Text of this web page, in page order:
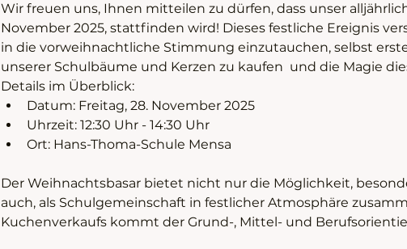
Wir freuen uns, Ihnen mitteilen zu dürfen, dass unser
November 2025, stattfinden wird! Dieses festliche Ereignis
in die vorweihnachtliche Stimmung einzutauchen, selbst
unserer Schulbäume und Kerzen zu kaufen  und die Magie
Details im Überblick:
Datum: Freitag, 28. November 2025
Uhrzeit: 12:30 Uhr - 14:30 Uhr
Ort: Hans-Thoma-Schule Mensa
Der Weihnachtsbasar bietet nicht nur die Möglichkeit,
auch, als Schulgemeinschaft in festlicher Atmosphäre
Kuchenverkaufs kommt der Grund-, Mittel- und